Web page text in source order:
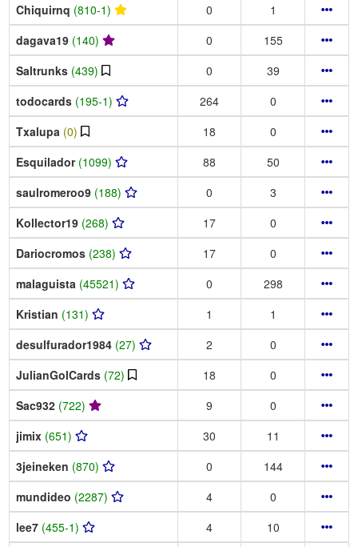
Chiquirnq (810-1) 0
1
dagava19 (140) 0
155
Saltrunks (439) 0
39
todocards (195-1) 264
0
Txalupa (0) 18
0
Esquilador (1099) 88
50
saulromeroo9 (188) 0
3
Kollector19 (268) 17
0
Dariocromos (238) 17
0
malaguista (45521) 0
298
Kristian (131) 1
1
desulfurador1984 (27) 2
0
JulianGolCards (72) 18
0
Sac932 (722) 9
0
jimix (651) 30
11
3jeineken (870) 0
144
mundideo (2287) 4
0
lee7 (455-1) 4 10